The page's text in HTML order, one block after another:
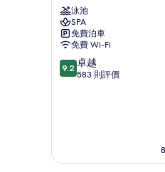
片
豪
酒
店
湖
里
區
泳池
SPA
免費泊車
免費 Wi-Fi
9.2
分
越，
9.2 卓越
583 則評價